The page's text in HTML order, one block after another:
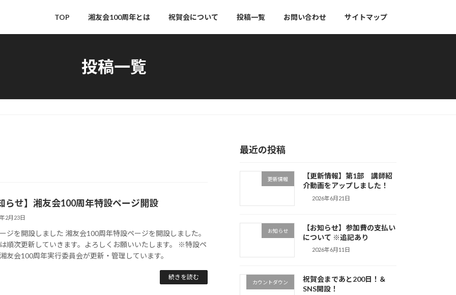
TOP 湘友会100周年とは 祝賀会について 投稿一覧 お問い合わせ サイトマップ
投稿一覧
らせ】湘友会100周年特設ページ開設
2月23日
ジを開設しました 湘友会100周年特設ページを開設しました。
順次更新していきます。よろしくお願いいたします。 ※特設ペ
友会100周年実行委員会が更新・管理しています。
続きを読む
最近の投稿
更新情報
【更新情報】第1部 講師紹
介動画をアップしました！
2026年6月21日
お知らせ
【お知らせ】参加費の支払い
について ※追記あり
2026年6月11日
カウントダウン
祝賀会まであと200日！＆
SNS開設！